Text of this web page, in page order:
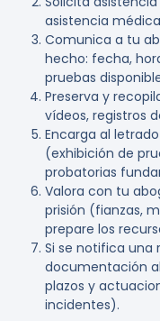
asistencia
Comunica a tu
hecho: fecha,
pruebas
Preserva y
vídeos, registros
Encarga al
(exhibición de
probatorias
Valora con tu
prisión (fianzas,
prepare los
Si se notifica una
documentación
plazos y
incidentes).